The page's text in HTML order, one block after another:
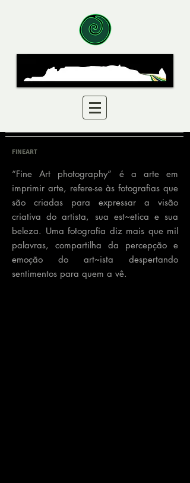
FINEART
“Fine Art photography” é a arte em
imprimir arte, refere-se às fotografias que
são criadas para expressar a visão
criativa do artista, sua est~etica e sua
beleza. Uma fotografia diz mais que mil
palavras, compartilha da percepção e
emoção do art~ista despertando
sentimentos para quem a vê.